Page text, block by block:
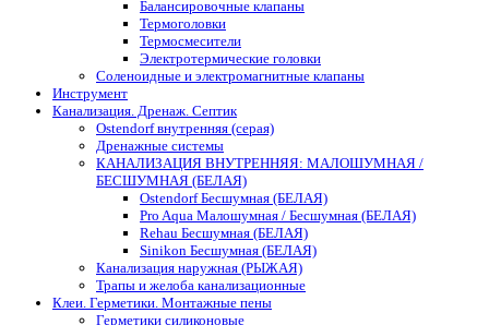
Балансировочные клапаны
Термоголовки
Термосмесители
Электротермические головки
Соленоидные и электромагнитные клапаны
Инструмент
Канализация. Дренаж. Септик
Ostendorf внутренняя (серая)
Дренажные системы
КАНАЛИЗАЦИЯ ВНУТРЕННЯЯ: МАЛОШУМНАЯ /
БЕСШУМНАЯ (БЕЛАЯ)
Ostendorf Бесшумная (БЕЛАЯ)
Pro Aqua Малошумная / Бесшумная (БЕЛАЯ)
Rehau Бесшумная (БЕЛАЯ)
Sinikon Бесшумная (БЕЛАЯ)
Канализация наружная (РЫЖАЯ)
Трапы и желоба канализационные
Клеи. Герметики. Монтажные пены
Герметики силиконовые